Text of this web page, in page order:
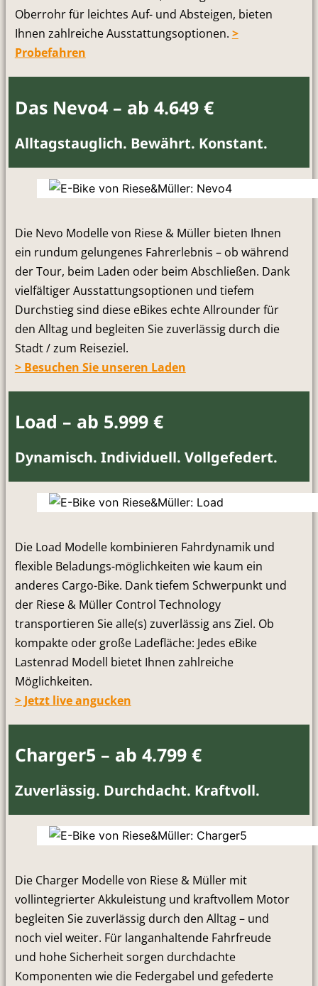
Oberrohr für leichtes Auf- und Absteigen, bieten
Ihnen zahlreiche Ausstattungsoptionen. >
Probefahren
Das Nevo4 – ab 4.649 €
Alltagstauglich. Bewährt. Konstant.
Die Nevo Modelle von Riese & Müller bieten Ihnen
ein rundum gelungenes Fahrerlebnis – ob während
der Tour, beim Laden oder beim Abschließen. Dank
vielfältiger Ausstattungsoptionen und tiefem
Durchstieg sind diese eBikes echte Allrounder für
den Alltag und begleiten Sie zuverlässig durch die
Stadt / zum Reiseziel.
> Besuchen Sie unseren Laden
Load – ab 5.999 €
Dynamisch. Individuell. Vollgefedert.
Die Load Modelle kombinieren Fahrdynamik und
flexible Beladungs-möglichkeiten wie kaum ein
anderes Cargo-Bike. Dank tiefem Schwerpunkt und
der Riese & Müller Control Technology
transportieren Sie alle(s) zuverlässig ans Ziel. Ob
kompakte oder große Ladefläche: Jedes eBike
Lastenrad Modell bietet Ihnen zahlreiche
Möglichkeiten.
> Jetzt live angucken
Charger5 – ab 4.799 €
Zuverlässig. Durchdacht. Kraftvoll.
Die Charger Modelle von Riese & Müller mit
vollintegrierter Akkuleistung und kraftvollem Motor
begleiten Sie zuverlässig durch den Alltag – und
noch viel weiter. Für langanhaltende Fahrfreude
und hohe Sicherheit sorgen durchdachte
Komponenten wie die Federgabel und gefederte